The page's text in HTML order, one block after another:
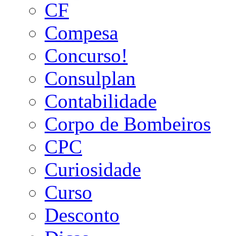
CF
Compesa
Concurso!
Consulplan
Contabilidade
Corpo de Bombeiros
CPC
Curiosidade
Curso
Desconto